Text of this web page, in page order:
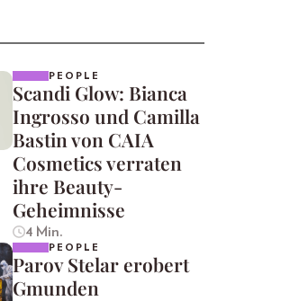
PEOPLE
Scandi Glow: Bianca
Ingrosso und Camilla
Bastin von CAIA
Cosmetics verraten
ihre Beauty-
Geheimnisse
4 Min.
PEOPLE
Parov Stelar erobert
Gmunden